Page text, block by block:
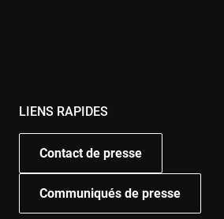
LIENS RAPIDES
Contact de presse
Communiqués de presse